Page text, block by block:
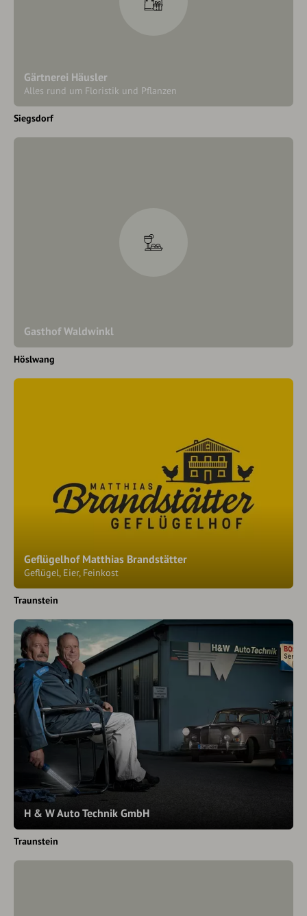
Gärtnerei Häusler
Alles rund um Floristik und Pflanzen
Siegsdorf
Gasthof Waldwinkl
Höslwang
Geflügelhof Matthias Brandstätter
Geflügel, Eier, Feinkost
Traunstein
H & W Auto Technik GmbH
Traunstein